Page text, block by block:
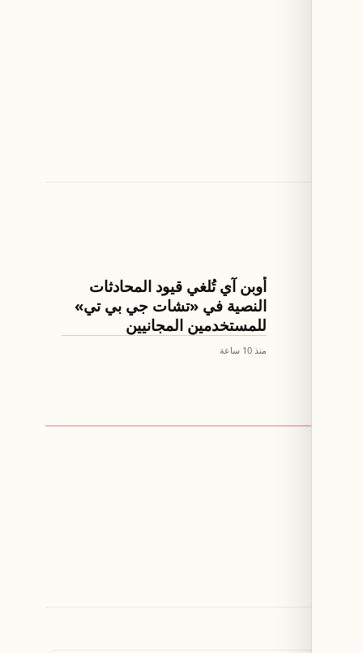
الذكاء الإصطناعي
أوبن آي تُلغي قيود المحادثات
النصية في «تشات جي بي تي»
للمستخدمين المجانيين
منذ 10 ساعة